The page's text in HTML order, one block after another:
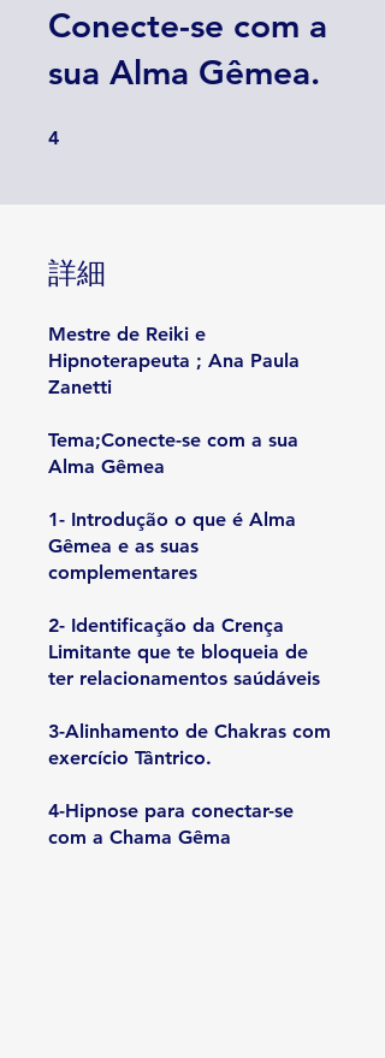
Conecte-se com a
sua Alma Gêmea.
4
詳細
Mestre de Reiki e
Hipnoterapeuta ; Ana Paula
Zanetti
Tema;Conecte-se com a sua
Alma Gêmea
1- Introdução o que é Alma
Gêmea e as suas
complementares
2- Identificação da Crença
Limitante que te bloqueia de
ter relacionamentos saúdáveis
3-Alinhamento de Chakras com
exercício Tântrico.
4-Hipnose para conectar-se
com a Chama Gêma